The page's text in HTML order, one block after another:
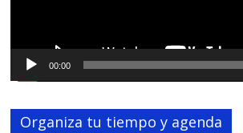
00:00
Organiza tu tiempo y agenda